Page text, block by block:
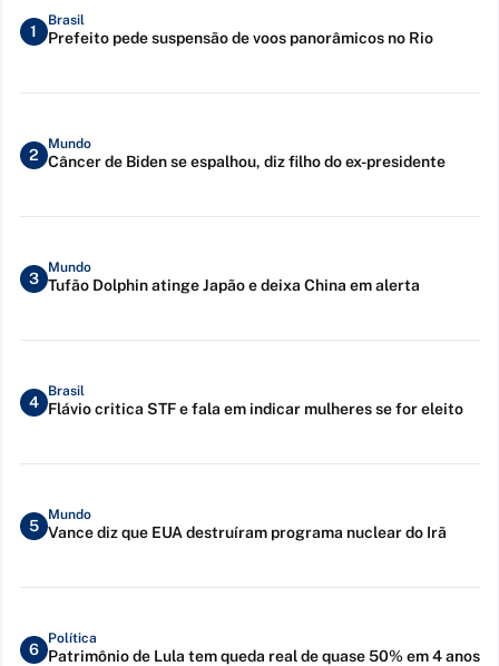
1
Brasil
Prefeito pede suspensão de voos panorâmicos no Rio
2
Mundo
Câncer de Biden se espalhou, diz filho do ex-presidente
3
Mundo
Tufão Dolphin atinge Japão e deixa China em alerta
4
Brasil
Flávio critica STF e fala em indicar mulheres se for eleito
5
Mundo
Vance diz que EUA destruíram programa nuclear do Irã
6
Política
Patrimônio de Lula tem queda real de quase 50% em 4 anos